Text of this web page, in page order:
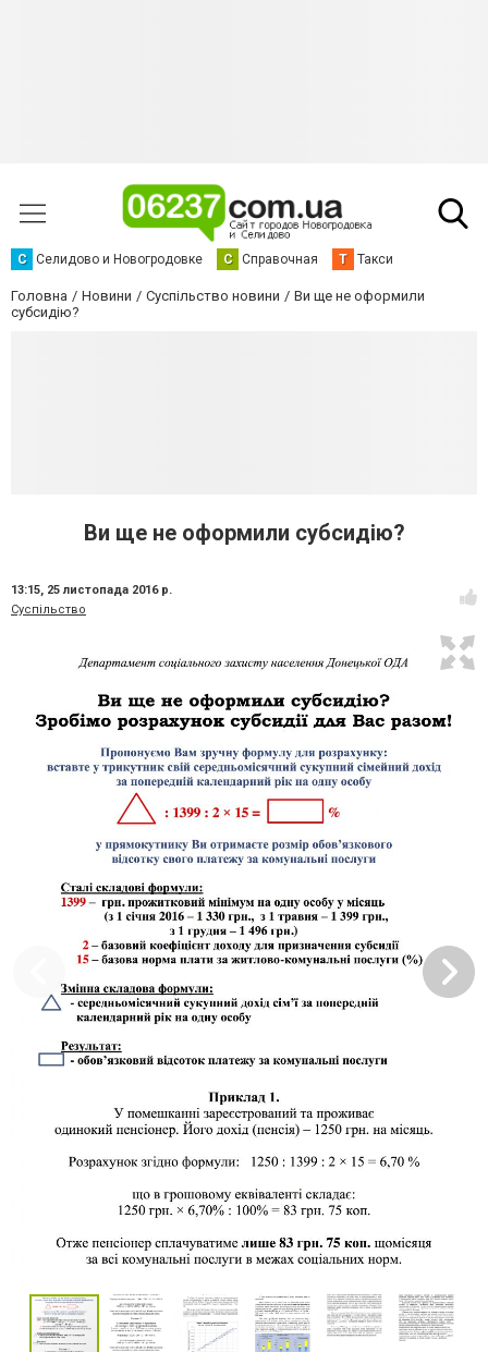
С Селидово и Новогродовке С Справочная Т Такси
Головна Новини Суспільство новини
Ви ще не оформили
субсидію?
Ви ще не оформили субсидію?
13:15, 25 листопада 2016 р.
Суспільство